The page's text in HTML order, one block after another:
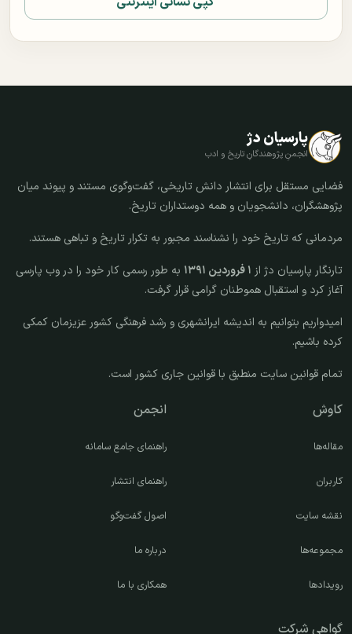
پارسیان دژ
انجمنِ پژوهندگانِ تاریخ و ادب
فضایی مستقل برای انتشار دانش تاریخی، گفت‌وگوی مستند و پیوند میان
پژوهشگران، دانشجویان و همه دوستداران تاریخ.
مردمانی که تاریخ خود را نشناسند مجبور به تکرار تاریخ و تباهی هستند.
تارنگار پارسیان دژ از ۱ فروردین ۱۳۹۱
به طور رسمی کار خود را در وب پارسی
آغاز کرد و استقبال هموطنان گرامی قرار گرفت.
امیدواریم بتوانیم به اندیشه ایرانشهری و رشد فرهنگی کشور عزیزمان کمکی
کرده باشیم.
تمام قوانین سایت منطبق با قوانین جاری کشور است.
کاوش
مقاله‌ها
کاربران
نقشه سایت
مجموعه‌ها
رویدادها
انجمن
راهنمای جامع سامانه
راهنمای انتشار
اصول گفت‌وگو
درباره ما
همکاری با ما
گواهی شرکت